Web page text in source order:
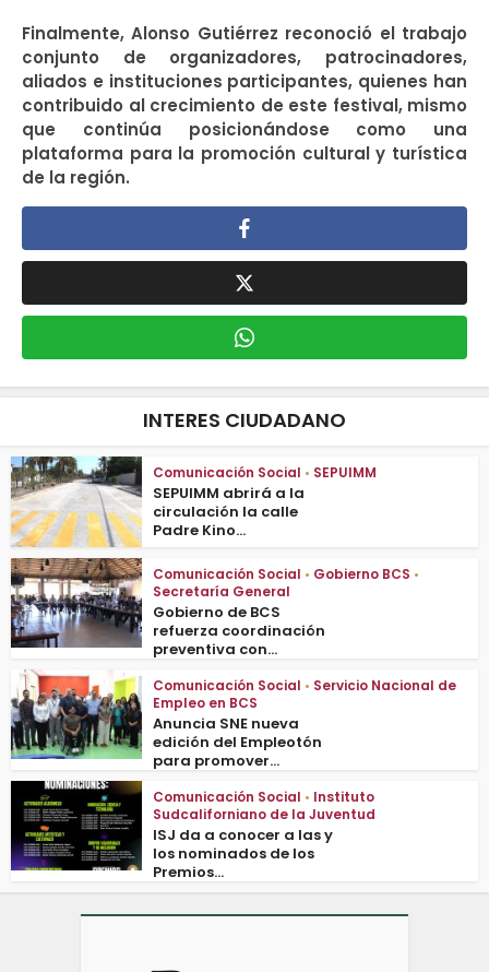
Finalmente, Alonso Gutiérrez reconoció el trabajo
conjunto de organizadores, patrocinadores,
aliados e instituciones participantes, quienes han
contribuido al crecimiento de este festival, mismo
que continúa posicionándose como una
plataforma para la promoción cultural y turística
de la región.
INTERES CIUDADANO
Comunicación Social • SEPUIMM
SEPUIMM abrirá a la
circulación la calle
Padre Kino...
Comunicación Social • Gobierno BCS •
Secretaría General
Gobierno de BCS
refuerza coordinación
preventiva con...
Comunicación Social • Servicio Nacional de
Empleo en BCS
Anuncia SNE nueva
edición del Empleotón
para promover...
Comunicación Social • Instituto
Sudcaliforniano de la Juventud
ISJ da a conocer a las y
los nominados de los
Premios...